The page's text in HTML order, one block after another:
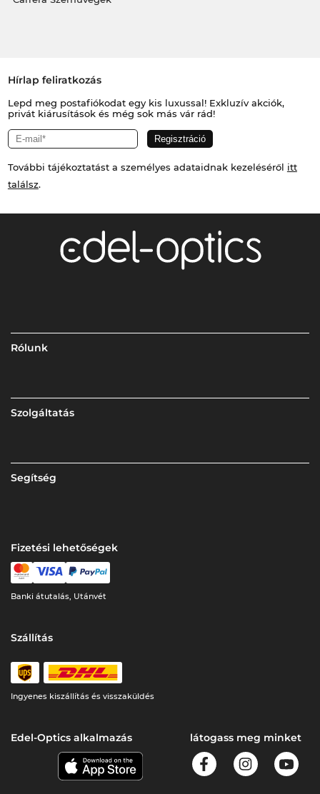
Hírlap feliratkozás
Lepd meg postafiókodat egy kis luxussal! Exkluzív akciók,
privát kiárusítások és még sok más vár rád!
További tájékoztatást a személyes adataidnak kezeléséről itt
találsz.
Rólunk
Szolgáltatás
Segítség
Fizetési lehetőségek
Banki átutalás, Utánvét
Szállítás
Ingyenes kiszállítás és visszaküldés
Edel-Optics alkalmazás látogass meg minket